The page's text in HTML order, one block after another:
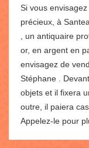
Si vous
précieux, à
, un antiquaire
or, en argent en
envisagez de
Stéphane .
objets et il fixera
outre, il paiera
Appelez-le pour